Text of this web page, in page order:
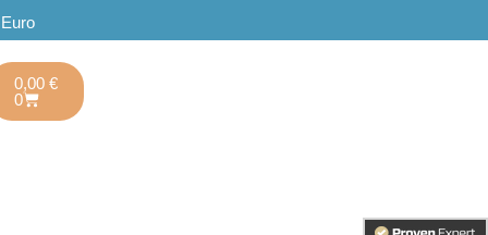
0,00€
0